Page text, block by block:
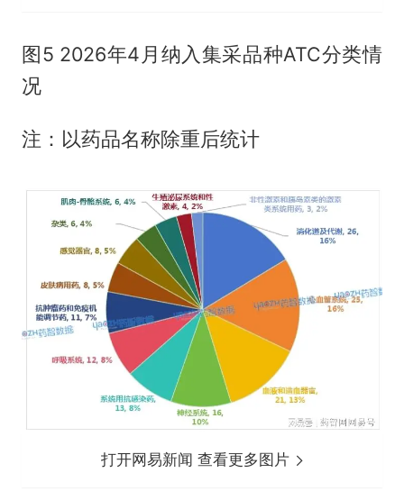
图5 2026年4月纳入集采品种ATC分类情
况
注：以药品名称除重后统计
打开网易新闻 查看更多图片